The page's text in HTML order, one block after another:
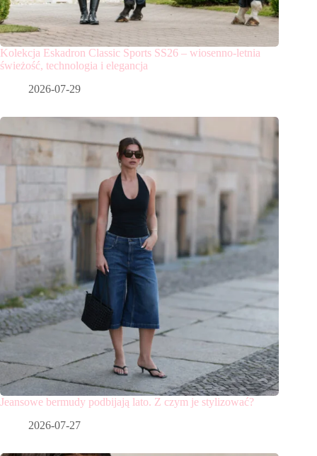
Kolekcja Eskadron Classic Sports SS26 – wiosenno-letnia
świeżość, technologia i elegancja
2026-07-29
Jeansowe bermudy podbijają lato. Z czym je stylizować?
2026-07-27